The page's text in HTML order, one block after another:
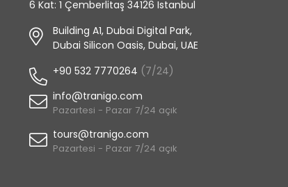
6 Kat: 1 Çemberlitaş 34126 Istanbul
Building A1, Dubai Digital Park,
Dubai Silicon Oasis, Dubai, UAE
+90 532 7770264 (7/24)
info@tranigo.com
Pazartesi - Pazar 7/24 açık
tours@tranigo.com
Pazartesi - Pazar 7/24 açık